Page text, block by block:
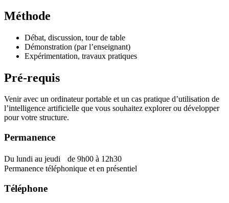
Méthode
Débat, discussion, tour de table
Démonstration (par l’enseignant)
Expérimentation, travaux pratiques
Pré-requis
Venir avec un ordinateur portable et un cas pratique d’utilisation de
l’intelligence artificielle que vous souhaitez explorer ou développer
pour votre structure.
Permanence
Du lundi au jeudi de 9h00 à 12h30
Permanence téléphonique et en présentiel
Téléphone